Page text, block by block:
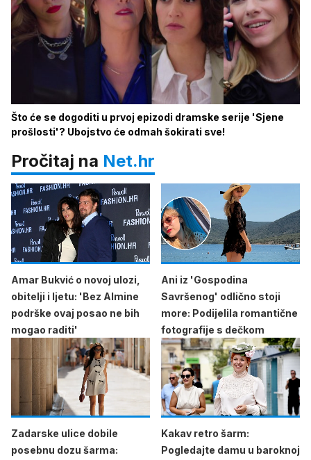
Što će se dogoditi u prvoj epizodi dramske serije 'Sjene
prošlosti'? Ubojstvo će odmah šokirati sve!
Pročitaj na Net.hr
Amar Bukvić o novoj ulozi,
obitelji i ljetu: 'Bez Almine
podrške ovaj posao ne bih
mogao raditi'
Ani iz 'Gospodina
Savršenog' odlično stoji
more: Podijelila romantične
fotografije s dečkom
Zadarske ulice dobile
posebnu dozu šarma:
Kakav retro šarm:
Pogledajte damu u baroknoj